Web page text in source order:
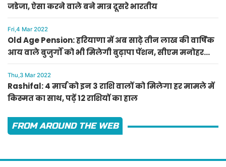
जडेजा, ऐसा करने वाले बने मात्र दूसरे भारतीय
Fri,4 Mar 2022
Old Age Pension: हरियाणा में अब साढ़े तीन लाख की वार्षिक
आय वाले बुजुर्गों को भी मिलेगी बुढ़ापा पेंशन, सीएम मनोहर
लाल का ऐलान
Thu,3 Mar 2022
Rashifal: 4 मार्च को इन 3 राशि वालों को मिलेगा हर मामले में
किस्मत का साथ, पढ़ें 12 राशियों का हाल
FROM AROUND THE WEB